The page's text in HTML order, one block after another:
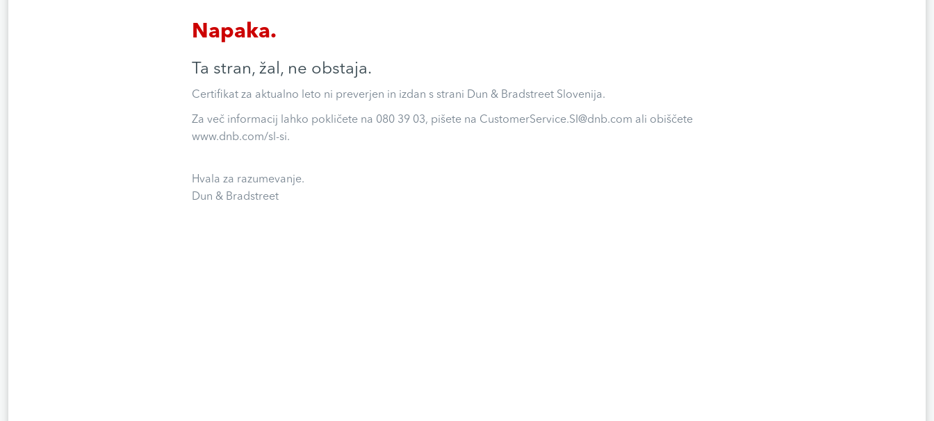
Napaka.
Ta stran, žal, ne obstaja.
Certifikat za aktualno leto ni preverjen in izdan s strani Dun & Bradstreet Slovenija.
Za več informacij lahko pokličete na 080 39 03, pišete na CustomerService.SI@dnb.com ali obiščete
www.dnb.com/sl-si.
Hvala za razumevanje.
Dun & Bradstreet